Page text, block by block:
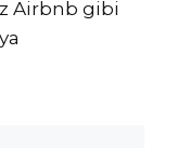
Airbnb gibi